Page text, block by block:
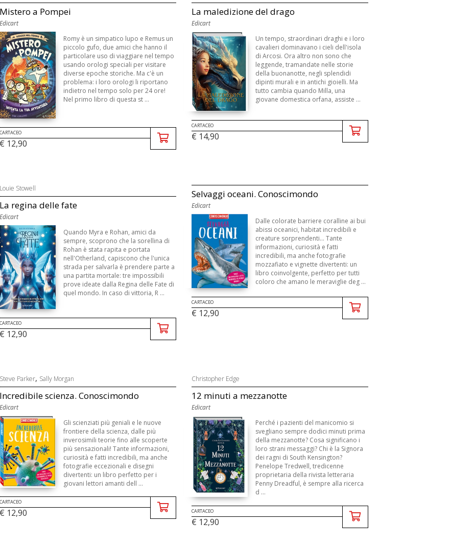
Mistero a Pompei
Edicart
Romy è un simpatico lupo e Remus un
piccolo gufo, due amici che hanno il
particolare uso di viaggiare nel tempo
usando orologi speciali per visitare
diverse epoche storiche. Ma c'è un
problema: i loro orologi li riportano
indietro nel tempo solo per 24 ore!
Nel primo libro di questa st ...
CARTACEO
€ 12,90
La maledizione del drago
Edicart
Un tempo, straordinari draghi e i loro
cavalieri dominavano i cieli dell'isola
di Arcosi. Ora altro non sono che
leggende, tramandate nelle storie
della buonanotte, negli splendidi
dipinti murali e in antichi gioielli. Ma
tutto cambia quando Milla, una
giovane domestica orfana, assiste ...
CARTACEO
€ 14,90
Louie Stowell
La regina delle fate
Edicart
Quando Myra e Rohan, amici da
sempre, scoprono che la sorellina di
Rohan è stata rapita e portata
nell'Otherland, capiscono che l'unica
strada per salvarla è prendere parte a
una partita mortale: tre impossibili
prove ideate dalla Regina delle Fate di
quel mondo. In caso di vittoria, R ...
CARTACEO
€ 12,90
Selvaggi oceani. Conoscimondo
Edicart
Dalle colorate barriere coralline ai bui
abissi oceanici, habitat incredibili e
creature sorprendenti... Tante
informazioni, curiosità e fatti
incredibili, ma anche fotografie
mozzafiato e vignette divertenti: un
libro coinvolgente, perfetto per tutti
coloro che amano le meraviglie deg ...
CARTACEO
€ 12,90
Steve Parker, Sally Morgan
Incredibile scienza. Conoscimondo
Edicart
Gli scienziati più geniali e le nuove
frontiere della scienza, dalle più
inverosimili teorie fino alle scoperte
più sensazionali! Tante informazioni,
curiosità e fatti incredibili, ma anche
fotografie eccezionali e disegni
divertenti: un libro perfetto per i
giovani lettori amanti dell ...
CARTACEO
€ 12,90
Christopher Edge
12 minuti a mezzanotte
Edicart
Perché i pazienti del manicomio si
svegliano sempre dodici minuti prima
della mezzanotte? Cosa significano i
loro strani messaggi? Chi è la Signora
dei ragni di South Kensington?
Penelope Tredwell, tredicenne
proprietaria della rivista letteraria
Penny Dreadful, è sempre alla ricerca
d ...
CARTACEO
€ 12,90